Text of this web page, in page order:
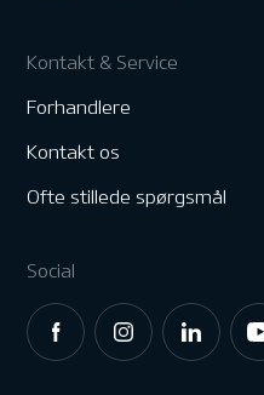
Kontakt & Service
Forhandlere
Kontakt os
Ofte stillede spørgsmål
Social